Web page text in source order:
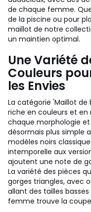
de chaque femme.
de la piscine ou pour
maillot de notre
un maintien optimal.
Une Variété
Couleurs
les Envies
La catégorie 'Maillot
riche en couleurs et en
chaque morphologie
désormais plus simple
modèles noirs
intemporelle aux
ajoutent une note de
La variété des pièces
gorges triangles, avec
allant des tailles
femme trouve la